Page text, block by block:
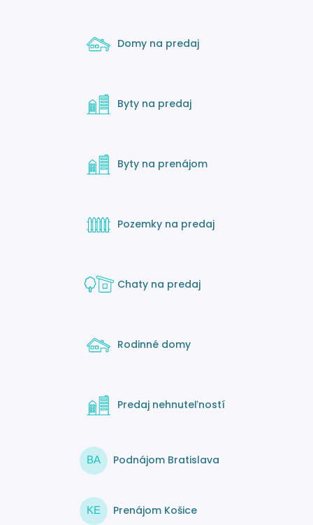
Domy na predaj
Byty na predaj
Byty na prenájom
Pozemky na predaj
Chaty na predaj
Rodinné domy
Predaj nehnuteľností
BA Podnájom Bratislava
KE Prenájom Košice